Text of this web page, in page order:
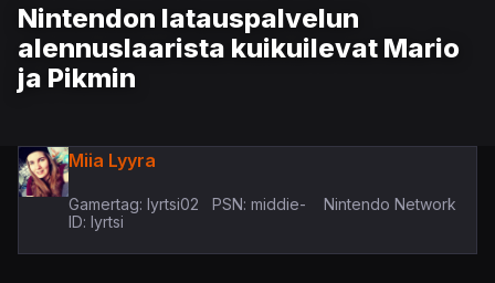
Nintendon latauspalvelun
alennuslaarista kuikuilevat Mario
ja Pikmin
Miia Lyyra
Gamertag: lyrtsi02 PSN: middie- Nintendo Network
ID: lyrtsi